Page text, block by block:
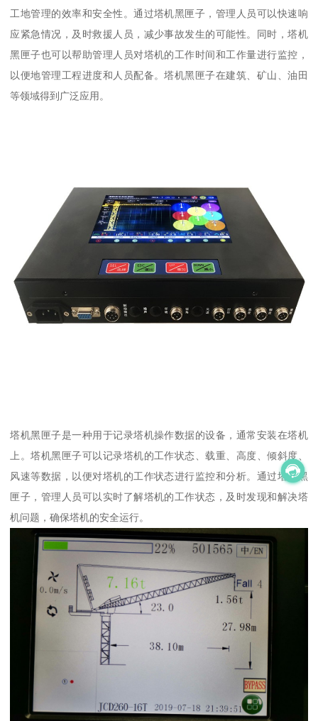
工地管理的效率和安全性。通过塔机黑匣子，管理人员可以快速响
应紧急情况，及时救援人员，减少事故发生的可能性。同时，塔机
黑匣子也可以帮助管理人员对塔机的工作时间和工作量进行监控，
以便地管理工程进度和人员配备。塔机黑匣子在建筑、矿山、油田
等领域得到广泛应用。
塔机黑匣子是一种用于记录塔机操作数据的设备，通常安装在塔机
上。塔机黑匣子可以记录塔机的工作状态、载重、高度、倾斜度、
风速等数据，以便对塔机的工作状态进行监控和分析。通过塔机黑
匣子，管理人员可以实时了解塔机的工作状态，及时发现和解决塔
机问题，确保塔机的安全运行。